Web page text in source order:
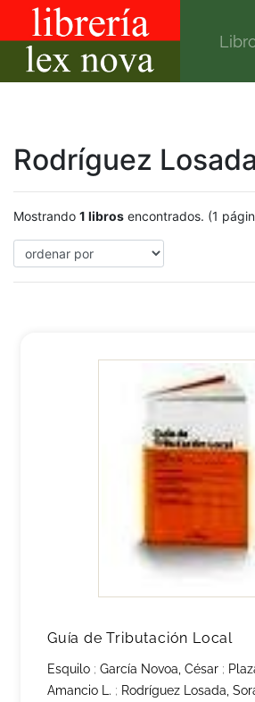
Rodríguez
Mostrando 1 libros encontrados. (1
Guía de Tributación Local
Esquilo ; García Novoa, César ;
Amancio L. ; Rodríguez Losada,